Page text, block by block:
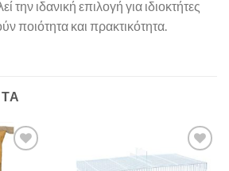
την ιδανική επιλογή για ιδιοκτήτες
ποιότητα και πρακτικότητα.